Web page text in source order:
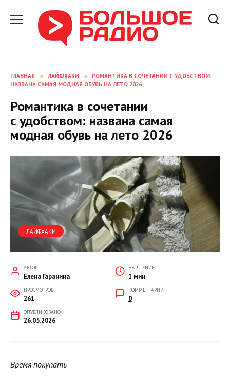
содержанию
ГЛАВНАЯ » ЛАЙФХАКИ »
РОМАНТИКА В СОЧЕТАНИИ С УДОБСТВОМ:
НАЗВАНА САМАЯ МОДНАЯ ОБУВЬ НА ЛЕТО 2026
Романтика в сочетании
с удобством: названа самая
модная обувь на лето 2026
ЛАЙФХАКИ
АВТОР
Елена Гаранина
НА ЧТЕНИЕ
1 мин
ПРОСМОТРОВ
261
КОММЕНТАРИИ
0
ОПУБЛИКОВАНО
26.05.2026
Время покупать